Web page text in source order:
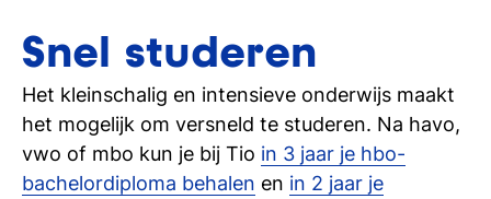
Snel studeren
Het kleinschalig en intensieve onderwijs maakt
het mogelijk om versneld te studeren. Na havo,
vwo of mbo kun je bij Tio in 3 jaar je hbo-
bachelordiploma behalen en in 2 jaar je